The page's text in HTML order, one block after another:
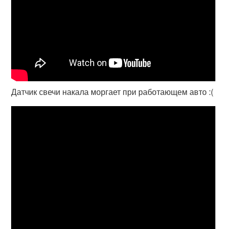
Датчик свечи накала моргает при работающем авто :(